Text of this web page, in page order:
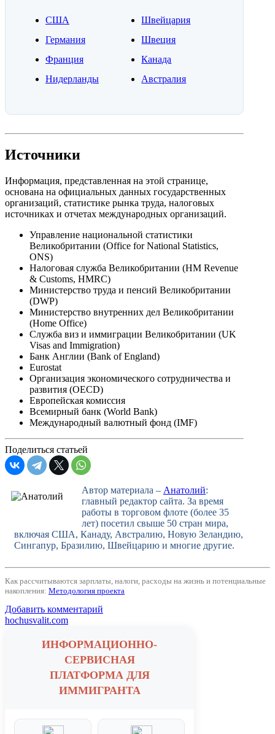
США
Германия
Франция
Нидерланды
Швейцария
Швеция
Канада
Австралия
Источники
Информация, представленная на этой странице,
основана на официальных данных государственных
организаций, статистике рынка труда, налоговых
источниках и отчетах международных организаций.
Управление национальной статистики
Великобритании (Office for National Statistics,
ONS)
Налоговая служба Великобритании (HM Revenue
& Customs, HMRC)
Министерство труда и пенсий Великобритании
(DWP)
Министерство внутренних дел Великобритании
(Home Office)
Служба виз и иммиграции Великобритании (UK
Visas and Immigration)
Банк Англии (Bank of England)
Eurostat
Организация экономического сотрудничества и
развития (OECD)
Европейская комиссия
Всемирный банк (World Bank)
Международный валютный фонд (IMF)
Поделиться статьей
Автор материала – Анатолий:
главный редактор сайта. За время
работы в торговом флоте (более 35
лет) посетил свыше 50 стран мира,
включая США, Канаду, Австралию, Новую Зеландию,
Сингапур, Бразилию, Швейцарию и многие другие.
Как рассчитываются зарплаты, налоги, расходы на жизнь и потенциальные
накопления: Методология проекта
Добавить комментарий
hochusvalit.com
ИНФОРМАЦИОННО-
СЕРВИСНАЯ
ПЛАТФОРМА ДЛЯ
ИММИГРАНТА